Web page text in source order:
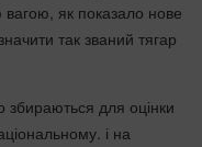
вагою, як показало нове
так званий тягар
збираються для оцінки
і на